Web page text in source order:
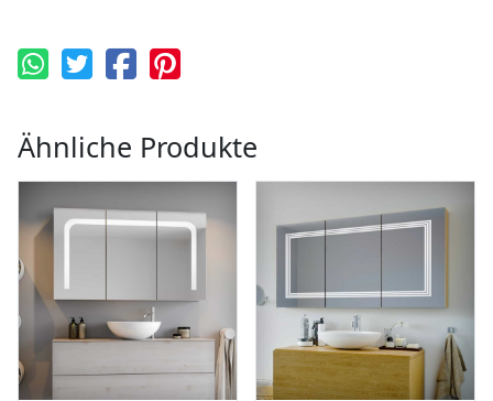
Ähnliche Produkte